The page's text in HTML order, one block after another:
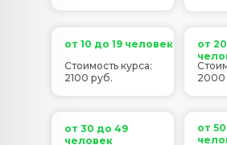
от 10 до 19 человек
от
от 30 до 49
человек
от
Стоимость курса:
2100 руб.
2000